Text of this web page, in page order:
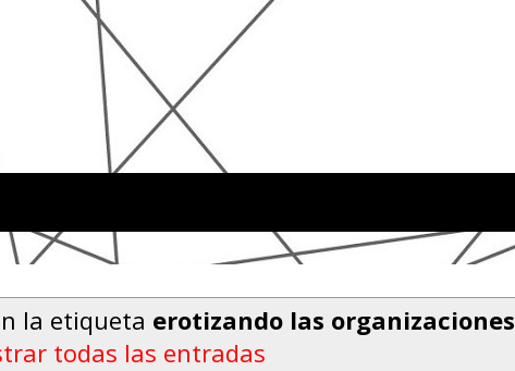
la etiqueta erotizando las organizaciones
todas las entradas